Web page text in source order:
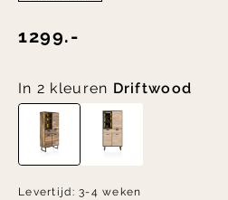
1299.-
In 2 kleuren Driftwood
Levertijd:3-4 weken